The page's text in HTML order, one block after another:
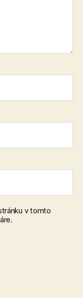
v tomto